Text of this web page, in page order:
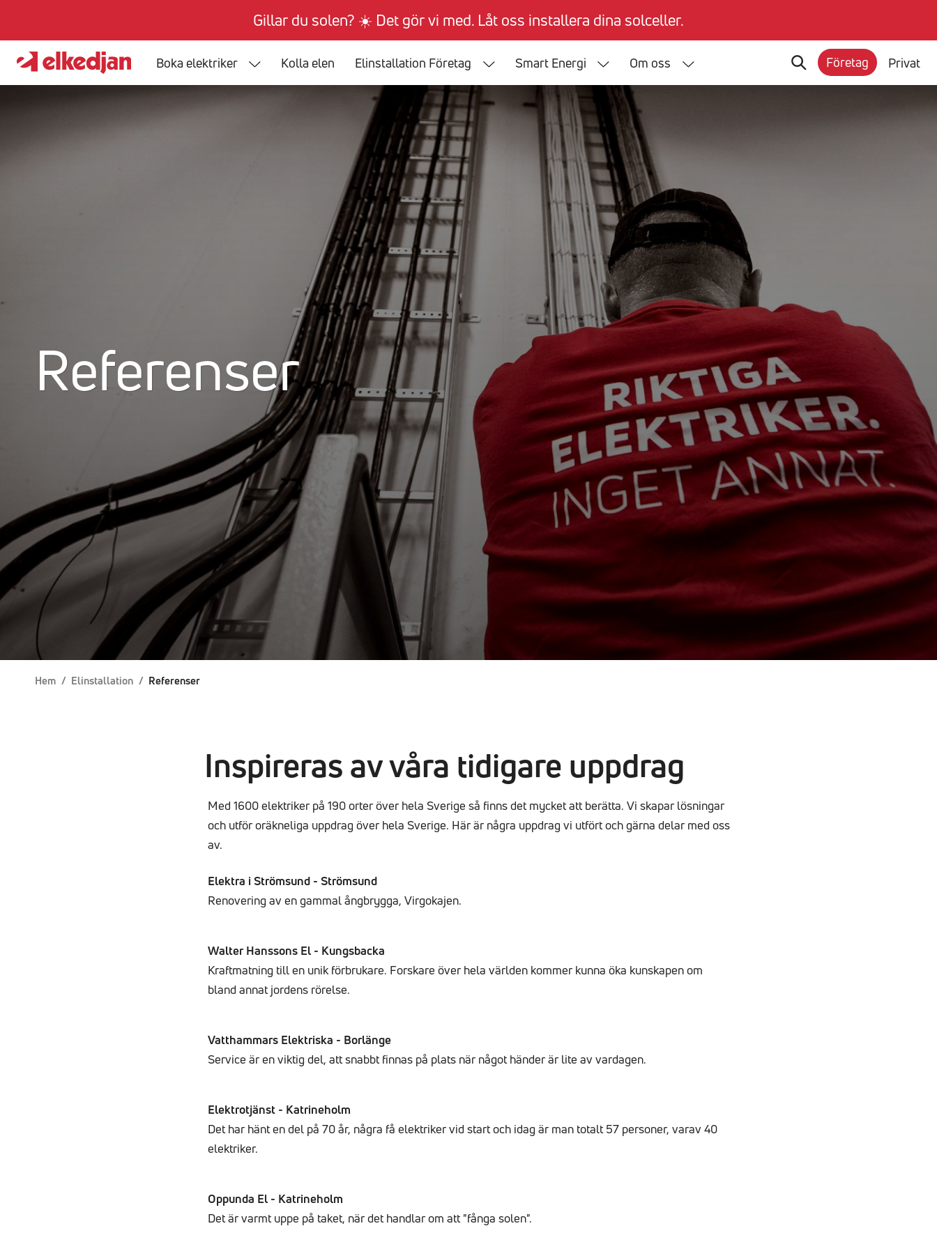
Gillar du solen? ☀️ Det gör vi med. Låt oss installera dina solceller.
Boka elektriker Kolla elen Elinstallation Företag Smart Energi Om oss Företag Privat
Referenser
Hem / Elinstallation / Referenser
Inspireras av våra tidigare uppdrag
Med 1600 elektriker på 190 orter över hela Sverige så finns det mycket att berätta. Vi skapar lösningar
och utför oräkneliga uppdrag över hela Sverige. Här är några uppdrag vi utfört och gärna delar med oss
av.
Elektra i Strömsund - Strömsund
Renovering av en gammal ångbrygga, Virgokajen.
Walter Hanssons El - Kungsbacka
Kraftmatning till en unik förbrukare. Forskare över hela världen kommer kunna öka kunskapen om
bland annat jordens rörelse.
Vatthammars Elektriska - Borlänge
Service är en viktig del, att snabbt finnas på plats när något händer är lite av vardagen.
Elektrotjänst - Katrineholm
Det har hänt en del på 70 år, några få elektriker vid start och idag är man totalt 57 personer, varav 40
elektriker.
Oppunda El - Katrineholm
Det är varmt uppe på taket, när det handlar om att "fånga solen".